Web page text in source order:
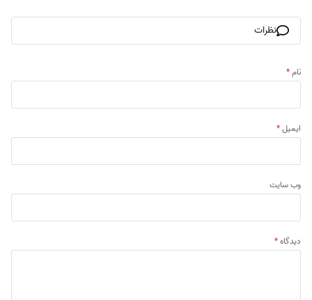
نظرات
نام*
ایمیل*
وب‌ سایت
دیدگاه*